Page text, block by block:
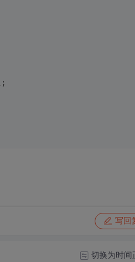
;
写回
切换为时间